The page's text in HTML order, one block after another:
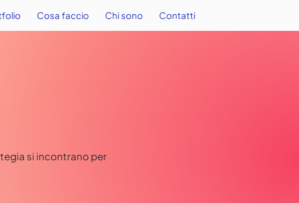
Cosa faccio Chi sono Contatti
si incontrano per